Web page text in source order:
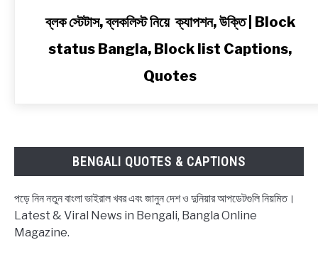
Bangla,
Block
list
ব্লক স্টেটাস, ব্লকলিস্ট নিয়ে ক্যাপশন, উক্তি | Block
status Bangla, Block list Captions,
Quotes
BENGALI QUOTES & CAPTIONS
পড়ে নিন নতুন বাংলা ভাইরাল খবর এবং জানুন দেশ ও দুনিয়ার আপডেটগুলি নিয়মিত।
Latest & Viral News in Bengali, Bangla Online
Magazine.